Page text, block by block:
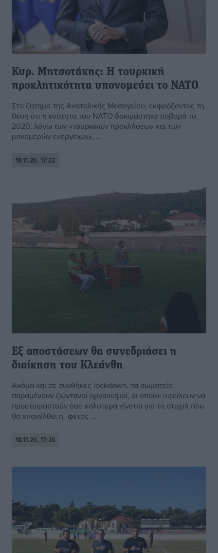
Κυρ. Μητσοτάκης: Η τουρκική
προκλητικότητα υπονομεύει το ΝΑΤΟ
Στο ζήτημα της Ανατολικής Μεσογείου, εκφράζοντας τη
θέση ότι η ενότητα του ΝΑΤΟ δοκιμάστηκε σοβαρά το
2020, λόγω των «τουρκικών προκλήσεων και των
μονομερών ενεργειών», ...
18.11.20, 17:22
Εξ αποστάσεων θα συνεδριάσει η
διοίκηση του Κλεάνθη
Ακόμα και σε συνθήκες lockdown, τα σωματεία
παραμένουν ζωντανοί οργανισμοί, οι οποίοι οφείλουν να
προετοιμαστούν όσο καλύτερα γίνεται για τη στιγμή που
θα επανέλθει η- φέτος ...
18.11.20, 17:20